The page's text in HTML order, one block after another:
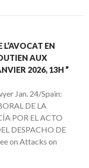
L’AVOCAT EN
AUX
2026, 13H ”
Jan. 24/Spain:
DE LA
POR EL ACTO
DESPACHO DE
on Attacks on